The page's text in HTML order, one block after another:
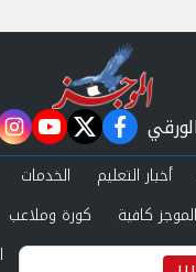
facebook
twitter
أخبار التعليم الخدمات
الموجز كافية كورة وملاعب
وعالم حوادث ومحاكم